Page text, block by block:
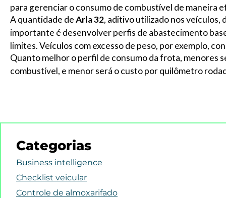
para gerenciar o consumo de combustível de maneira
A quantidade deArla 32, aditivo utilizado nos veículos,
importante é desenvolver perfis de abastecimento
limites. Veículos com excesso de peso, por exemplo,
Quanto melhor o perfil de consumo da frota, menores
combustível, e menor será o custo por quilômetro
Categorias
Business intelligence
Checklist veicular
Controle de almoxarifado